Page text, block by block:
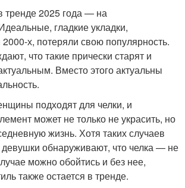
тренде 2025 года — на
гладкие укладки,
х, потеряли свою популярность.
что такие прически старят и
Вместо этого актуальны
подходят для челки, и
может не только не украсить, но
жизнь. Хотя таких случаев
обнаруживают, что челка — не
можно обойтись и без нее,
также остается в тренде.